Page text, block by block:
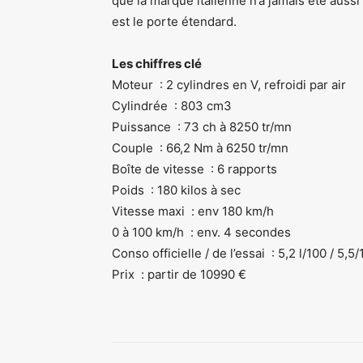
est le porte étendard.
Les chiffres clé
Moteur : 2 cylindres en V, refroidi par air
Cylindrée : 803 cm3
Puissance : 73 ch à 8250 tr/mn
Couple : 66,2 Nm à 6250 tr/mn
Boîte de vitesse : 6 rapports
Poids : 180 kilos à sec
Vitesse maxi : env 180 km/h
0 à 100 km/h : env. 4 secondes
Conso officielle / de l’essai : 5,2 l/100 / 5,5/
Prix : partir de 10990 €